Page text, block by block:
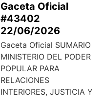
Gaceta Oficial
#43402
22/06/2026
Gaceta Oficial SUMARIO
MINISTERIO DEL PODER
POPULAR PARA
RELACIONES
INTERIORES, JUSTICIA Y